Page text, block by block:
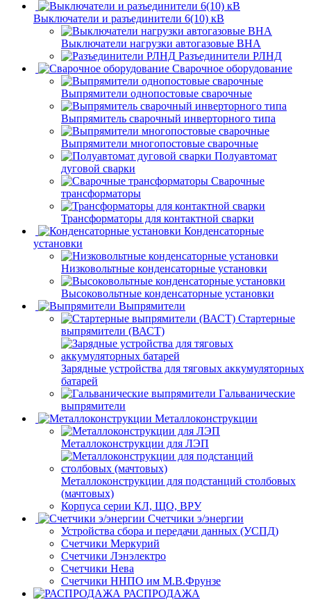
Выключатели и разъединители 6(10) кВ
Выключатели нагрузки автогазовые ВНА
Разъединители РЛНД
Сварочное оборудование
Выпрямители однопостовые сварочные
Выпрямитель сварочный инверторного типа
Выпрямители многопостовые сварочные
Полуавтомат
дуговой сварки
Сварочные
трансформаторы
Трансформаторы для контактной сварки
Конденсаторные
установки
Низковольтные конденсаторные установки
Высоковольтные конденсаторные установки
Выпрямители
Стартерные
выпрямители (ВАСТ)
Зарядные устройства для тяговых аккумуляторных
батарей
Гальванические
выпрямители
Металлоконструкции
Металлоконструкции для ЛЭП
Металлоконструкции для подстанций столбовых
(мачтовых)
Корпуса серии КЛ, ЩО, ВРУ
Счетчики э/энергии
Устройства сбора и передачи данных (УСПД)
Счетчики Меркурий
Счетчики Лэнэлектро
Счетчики Нева
Счетчики ННПО им М.В.Фрунзе
РАСПРОДАЖА